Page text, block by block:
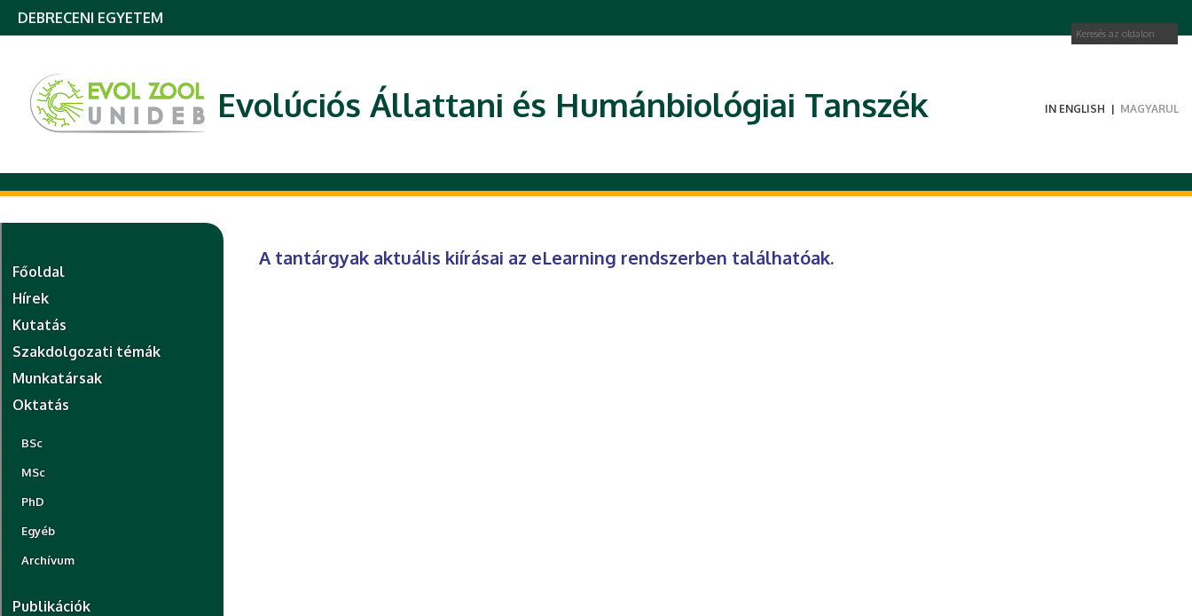
DEBRECENI EGYETEM
Evolúciós Állattani és Humánbiológiai Tanszék IN ENGLISH | MAGYARUL
Főoldal
Hírek
Kutatás
Szakdolgozati témák
Munkatársak
Oktatás
BSc
MSc
PhD
Egyéb
Archívum
Publikációk
A tantárgyak aktuális kiírásai az eLearning rendszerben találhatóak.